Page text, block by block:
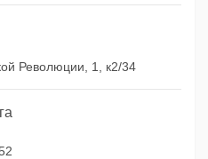
Революции, 1, к2/34